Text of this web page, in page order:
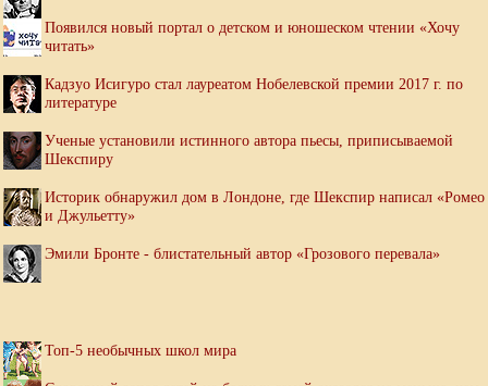
Появился новый портал о детском и юношеском чтении «Хочу
читать»
Кадзуо Исигуро стал лауреатом Нобелевской премии 2017 г. по
литературе
Ученые установили истинного автора пьесы, приписываемой
Шекспиру
Историк обнаружил дом в Лондоне, где Шекспир написал «Ромео
и Джульетту»
Эмили Бронте - блистательный автор «Грозового перевала»
Топ-5 необычных школ мира